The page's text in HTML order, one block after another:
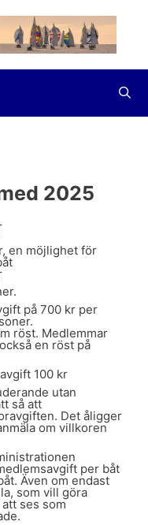
2025
möjlighet för
på 700 kr per
röst. Medlemmar
en röst på
100 kr
utan
så att
Det åligger
om villkoren
per båt
Även om endast
som vill göra
ses som